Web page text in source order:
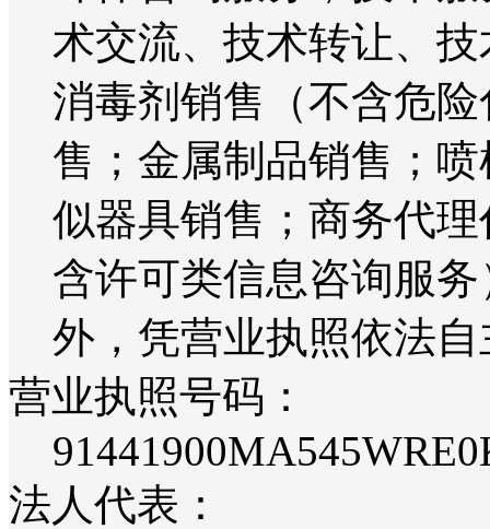
术交流、技术转让、
消毒剂销售（不含危
售；金属制品销售；
似器具销售；商务代
含许可类信息咨询服
外，凭营业执照依法
营业执照号码：
法人代表：